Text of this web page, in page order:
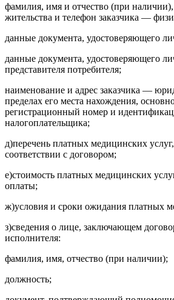
фамилия, имя и отчество (при наличии),
жительства и телефон заказчика —
данные документа, удостоверяющего
данные документа, удостоверяющего
представителя потребителя;
наименование и адрес заказчика —
пределах его места нахождения,
регистрационный номер и
налогоплательщика;
д)перечень платных медицинских
соответствии с договором;
е)стоимость платных медицинских
оплаты;
ж)условия и сроки ожидания платных
з)сведения о лице, заключающем
исполнителя:
фамилия, имя, отчество (при наличии);
должность;